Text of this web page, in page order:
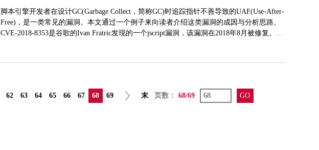
脚本引擎开发者在设计GC(Garbage Collect，简称GC)时追踪指针不善导致的UAF(Use-After-
Free)，是一类常见的漏洞。本文通过一个例子来向读者介绍这类漏洞的成因与分析思路。
CVE-2018-8353是谷歌的Ivan Fratric发现的一个jscript漏洞，该漏洞在2018年8月被修复。这
62 63 64 65 66 67 68 69 末 页数： 68/69